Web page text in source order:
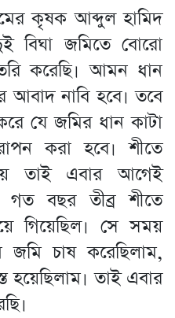
কৃষক আব্দুল হামিদ
বিঘা জমিতে বোরো
করেছি। আমন ধান
আবাদ নাবি হবে। তবে
যে জমির ধান কাটা
করা হবে। শীতে
তাই এবার আগেই
গত বছর তীব্র শীতে
গিয়েছিল। সে সময়
জমি চাষ করেছিলাম,
হয়েছিলাম। তাই এবার